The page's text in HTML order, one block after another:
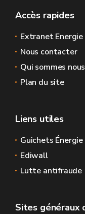
Accès rapides
Extranet Energie
Nous contacter
Qui sommes
Plan du site
Liens utiles
Guichets
Ediwall
Lutte antifraude
Sites généraux